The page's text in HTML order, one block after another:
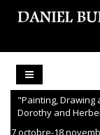
"Painting, Drawing
Dorothy and
7 octobre-18